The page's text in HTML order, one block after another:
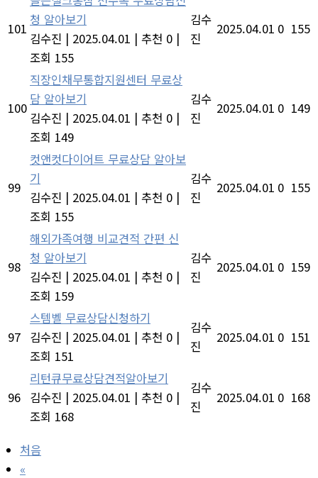
101
청 알아보기
김수진 | 2025.04.01 | 추천 0 |
조회 155
김수
진
2025.04.01 0 155
100
직장인채무통합지원센터 무료상
담 알아보기
김수진 | 2025.04.01 | 추천 0 |
조회 149
김수
진
2025.04.01 0 149
99
컷앤컷다이어트 무료상담 알아보
기
김수진 | 2025.04.01 | 추천 0 |
조회 155
김수
진
2025.04.01 0 155
98
해외가족여행 비교견적 간편 신
청 알아보기
김수진 | 2025.04.01 | 추천 0 |
조회 159
김수
진
2025.04.01 0 159
97
스템벨 무료상담신청하기
김수진 | 2025.04.01 | 추천 0 |
조회 151
김수
진
2025.04.01 0 151
96
리턴큐무료상담견적알아보기
김수진 | 2025.04.01 | 추천 0 |
조회 168
김수
진
2025.04.01 0 168
처음
«